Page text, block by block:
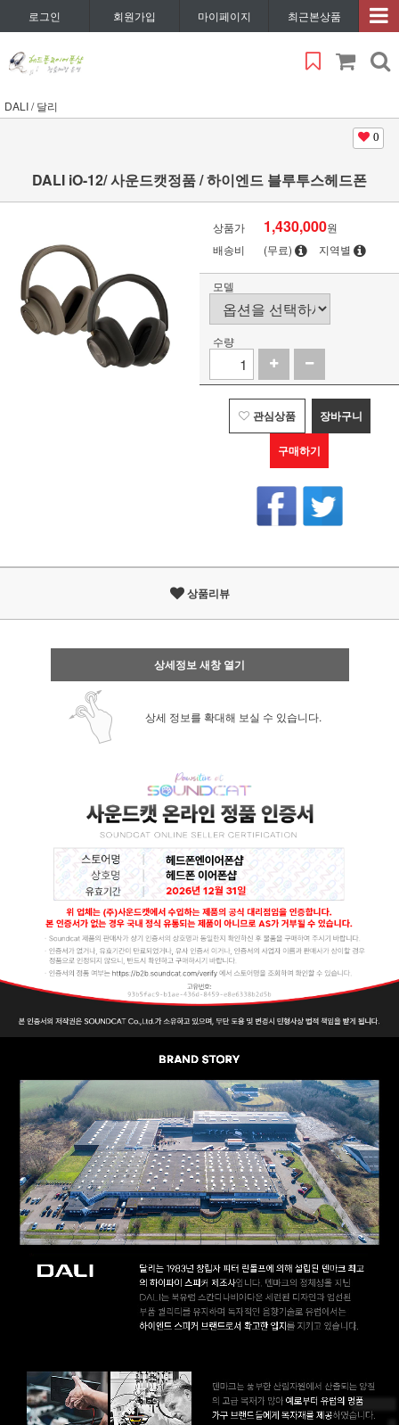
로그인 회원가입 마이페이지 최근본상품
DALI / 달리
0
DALI iO-12/ 사운드캣정품 / 하이엔드 블루투스헤드폰
상품가 1,430,000원
배송비
(무료) 지역별
모델
수량
관심상품 장바구니
구매하기
상품리뷰
상세정보 새창 열기
상세 정보를 확대해 보실 수 있습니다.